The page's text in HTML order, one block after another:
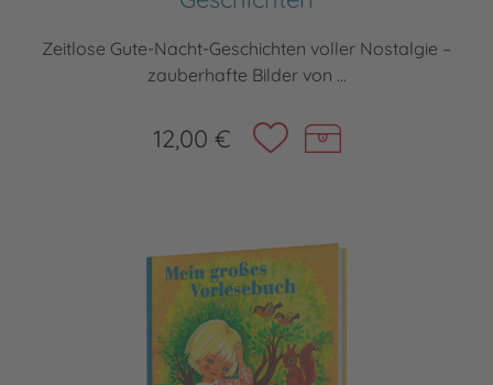
Zeitlose Gute-Nacht-Geschichten voller Nostalgie –
zauberhafte Bilder von ...
12,00 €